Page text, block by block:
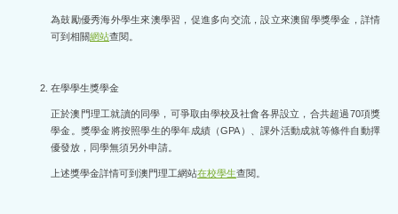
為鼓勵優秀海外學生來澳學習，促進多向交流，設立來澳留學獎學金，詳情
可到相關網站查閱。
在學學生獎學金
正於澳門理工就讀的同學，可爭取由學校及社會各界設立，合共超過70項獎
學金。獎學金將按照學生的學年成績（GPA）、課外活動成就等條件自動擇
優發放，同學無須另外申請。
上述獎學金詳情可到澳門理工網站在校學生查閱。